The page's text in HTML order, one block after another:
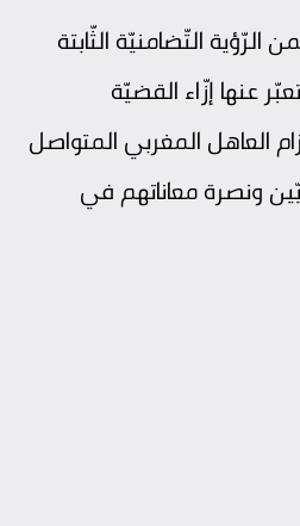
التّضامنيّة الثّابتة
عنها إزّاء القضيّة
العاهل المغربي المتواصل
ونصرة معاناتهم في